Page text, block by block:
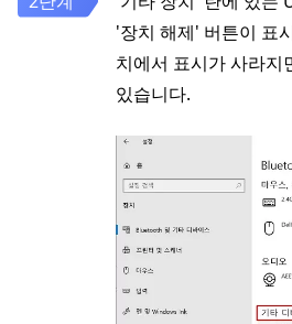
'장치 해제' 버튼이 표
치에서 표시가 사라지
있습니다.